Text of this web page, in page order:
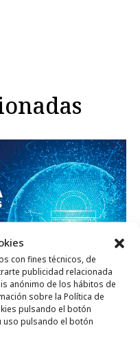
con fines técnicos, de
publicidad relacionada
anónimo de los hábitos de
sobre la Política de
pulsando el botón
uso pulsando el botón